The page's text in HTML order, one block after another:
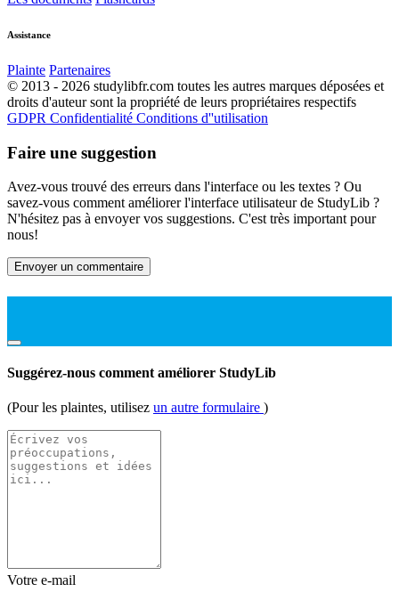
Assistance
Plainte Partenaires
© 2013 - 2026 studylibfr.com toutes les autres marques déposées et
droits d'auteur sont la propriété de leurs propriétaires respectifs
GDPR Confidentialité Conditions d''utilisation
Faire une suggestion
Avez-vous trouvé des erreurs dans l'interface ou les textes ? Ou
savez-vous comment améliorer l'interface utilisateur de StudyLib ?
N'hésitez pas à envoyer vos suggestions. C'est très important pour
nous!
Envoyer un commentaire
Suggérez-nous comment améliorer StudyLib
(Pour les plaintes, utilisez un autre formulaire )
Votre e-mail